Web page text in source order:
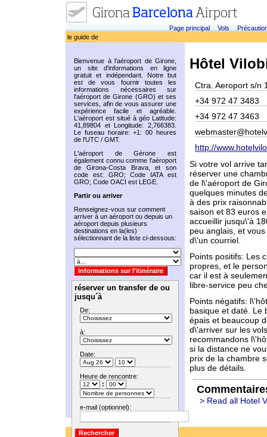
Page principal Vols
le guide de
Bienvenue à l'aéroport de Girone,
un site d'informations en ligne
gratuit et indépendant. Notre but
est de vous fournir toutes les
informations nécessaires sur
l'aéroport de Girone (GRO) et ses
services, afin de vous assurer une
expérience facile et agréable.
L'aéroport est situé à géo Latitude:
41,89804 et Longitude: 2,766383.
Le fuseau horaire: +1: 00 heures
de l'UTC / GMT.
L'aéroport de Gérone est
également connu comme l'aéroport
de Girona-Costa Brava, et son
code est: GRO; Code IATA est
GRO; Code OACI est LEGE.
Partir ou arriver
Renseignez-vous sur comment
arriver à un aéroport ou depuis un
aéroport depuis plusieurs
destinations en la(les)
sélectionnant de la liste ci-dessous:
réserver un transfer de ou
jusqu´à
De:
à:
Date:
Heure de rencontre:
:
e-mail (optionnel):
Hôtel
Ctra. Aeroport s/n
+34 972 47 3483
+34 972 47 3463
http://
Si votre vol arrive
réserver une
de l\'aéroport de
quelques minutes
à des prix
saison et 83 euros
accueillir jusqu\'à
peu anglais, et
d\'un courriel.
Points positifs: Les
propres, et le
car il est à
libre-service peu
Points négatifs:
basique et daté. Le
épais et beaucoup
d\'arriver sur les
recommandons
si la distance ne
prix de la chambre
plus de détails.
> Read all Hotel